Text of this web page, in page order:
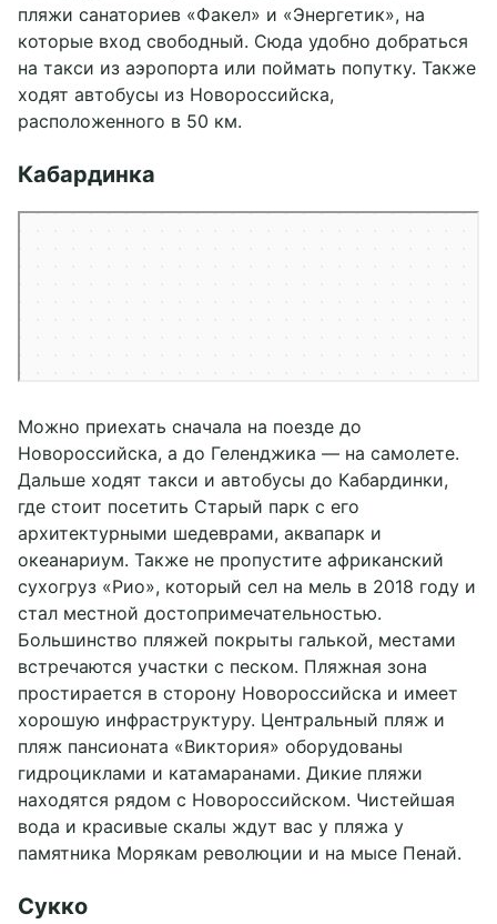
пляжи санаториев «Факел» и «Энергетик», на
которые вход свободный. Сюда удобно добраться
на такси из аэропорта или поймать попутку. Также
ходят автобусы из Новороссийска,
расположенного в 50 км.
Кабардинка
Можно приехать сначала на поезде до
Новороссийска, а до Геленджика — на самолете.
Дальше ходят такси и автобусы до Кабардинки,
где стоит посетить Старый парк с его
архитектурными шедеврами, аквапарк и
океанариум. Также не пропустите африканский
сухогруз «Рио», который сел на мель в 2018 году и
стал местной достопримечательностью.
Большинство пляжей покрыты галькой, местами
встречаются участки с песком. Пляжная зона
простирается в сторону Новороссийска и имеет
хорошую инфраструктуру. Центральный пляж и
пляж пансионата «Виктория» оборудованы
гидроциклами и катамаранами. Дикие пляжи
находятся рядом с Новороссийском. Чистейшая
вода и красивые скалы ждут вас у пляжа у
памятника Морякам революции и на мысе Пенай.
Сукко